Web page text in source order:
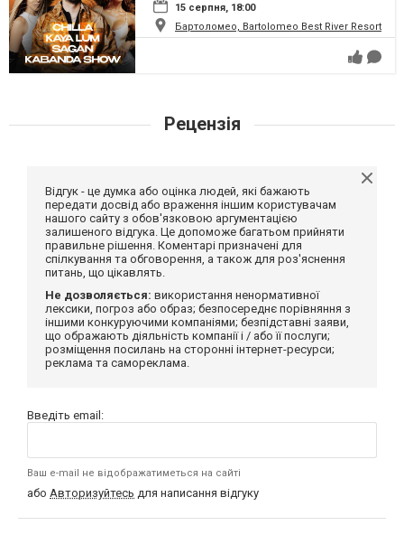
15 серпня, 18:00
Бартоломео, Bartolomeo Best River Resort
Рецензія
Відгук - це думка або оцінка людей, які бажають
передати досвід або враження іншим користувачам
нашого сайту з обов'язковою аргументацією
залишеного відгука. Це допоможе багатьом прийняти
правильне рішення. Коментарі призначені для
спілкування та обговорення, а також для роз'яснення
питань, що цікавлять.
Не дозволяється: використання ненормативної
лексики, погроз або образ; безпосереднє порівняння з
іншими конкуруючими компаніями; безпідставні заяви,
що ображають діяльність компанії і / або її послуги;
розміщення посилань на сторонні інтернет-ресурси;
реклама та самореклама.
Введіть email:
Ваш e-mail не відображатиметься на сайті
або Авторизуйтесь для написання відгуку